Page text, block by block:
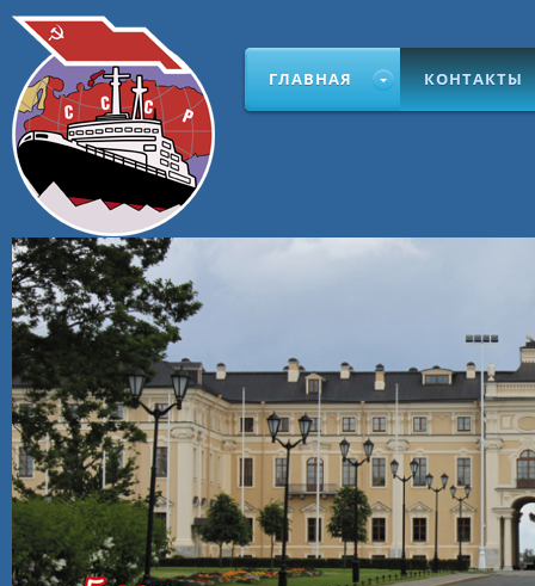
ГЛАВНАЯ КОНТАКТЫ